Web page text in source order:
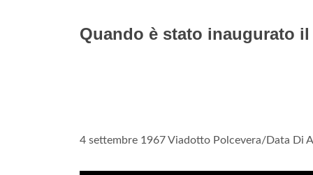
Quando è stato inaugurato
4 settembre 1967 Viadotto Polcevera/Data Di